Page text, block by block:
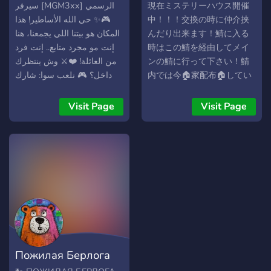
سيرفر [MGM3xx] الرسمي
🎮✨ حي الله الأساطير! هذا
المكان هو بيتنا اللي يجمعنا، هنا
إنت مو مجرد متابع.. إنت فرد
من العائلة! ❤️⚔️ وش ينتظرك
داخل؟ 🎮 نلعب سوا: شارك
الجماعية. 🏆 فعاليات حصرية:
مسابقات وتحديات مجنونة
خارج أوقات البث. 🗣️ سوالف
بنصور الجاي! انضم لنا الآن..
خلنا نلعب، نسولف، ونكبر
مجتمعنا سوا! 🤝🔥
Visit Page
現在ミステリーハウス開催
中！！！交換の時に仲介挟
んだり出来ます！鯖に入る
時はこの鯖を経由してメイ
ンの鯖に行って下さい！鯖
内では今🏠家配布🏠してい
までです！ブレインロット
の交換などをやっていてメ
Visit Page
Пожилая Берлога